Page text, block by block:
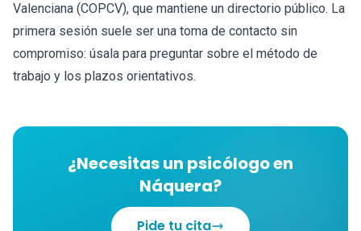
Valenciana (COPCV), que mantiene un directorio público. La
primera sesión suele ser una toma de contacto sin
compromiso: úsala para preguntar sobre el método de
trabajo y los plazos orientativos.
¿Necesitas un psicólogo en
Náquera?
Pide tu cita